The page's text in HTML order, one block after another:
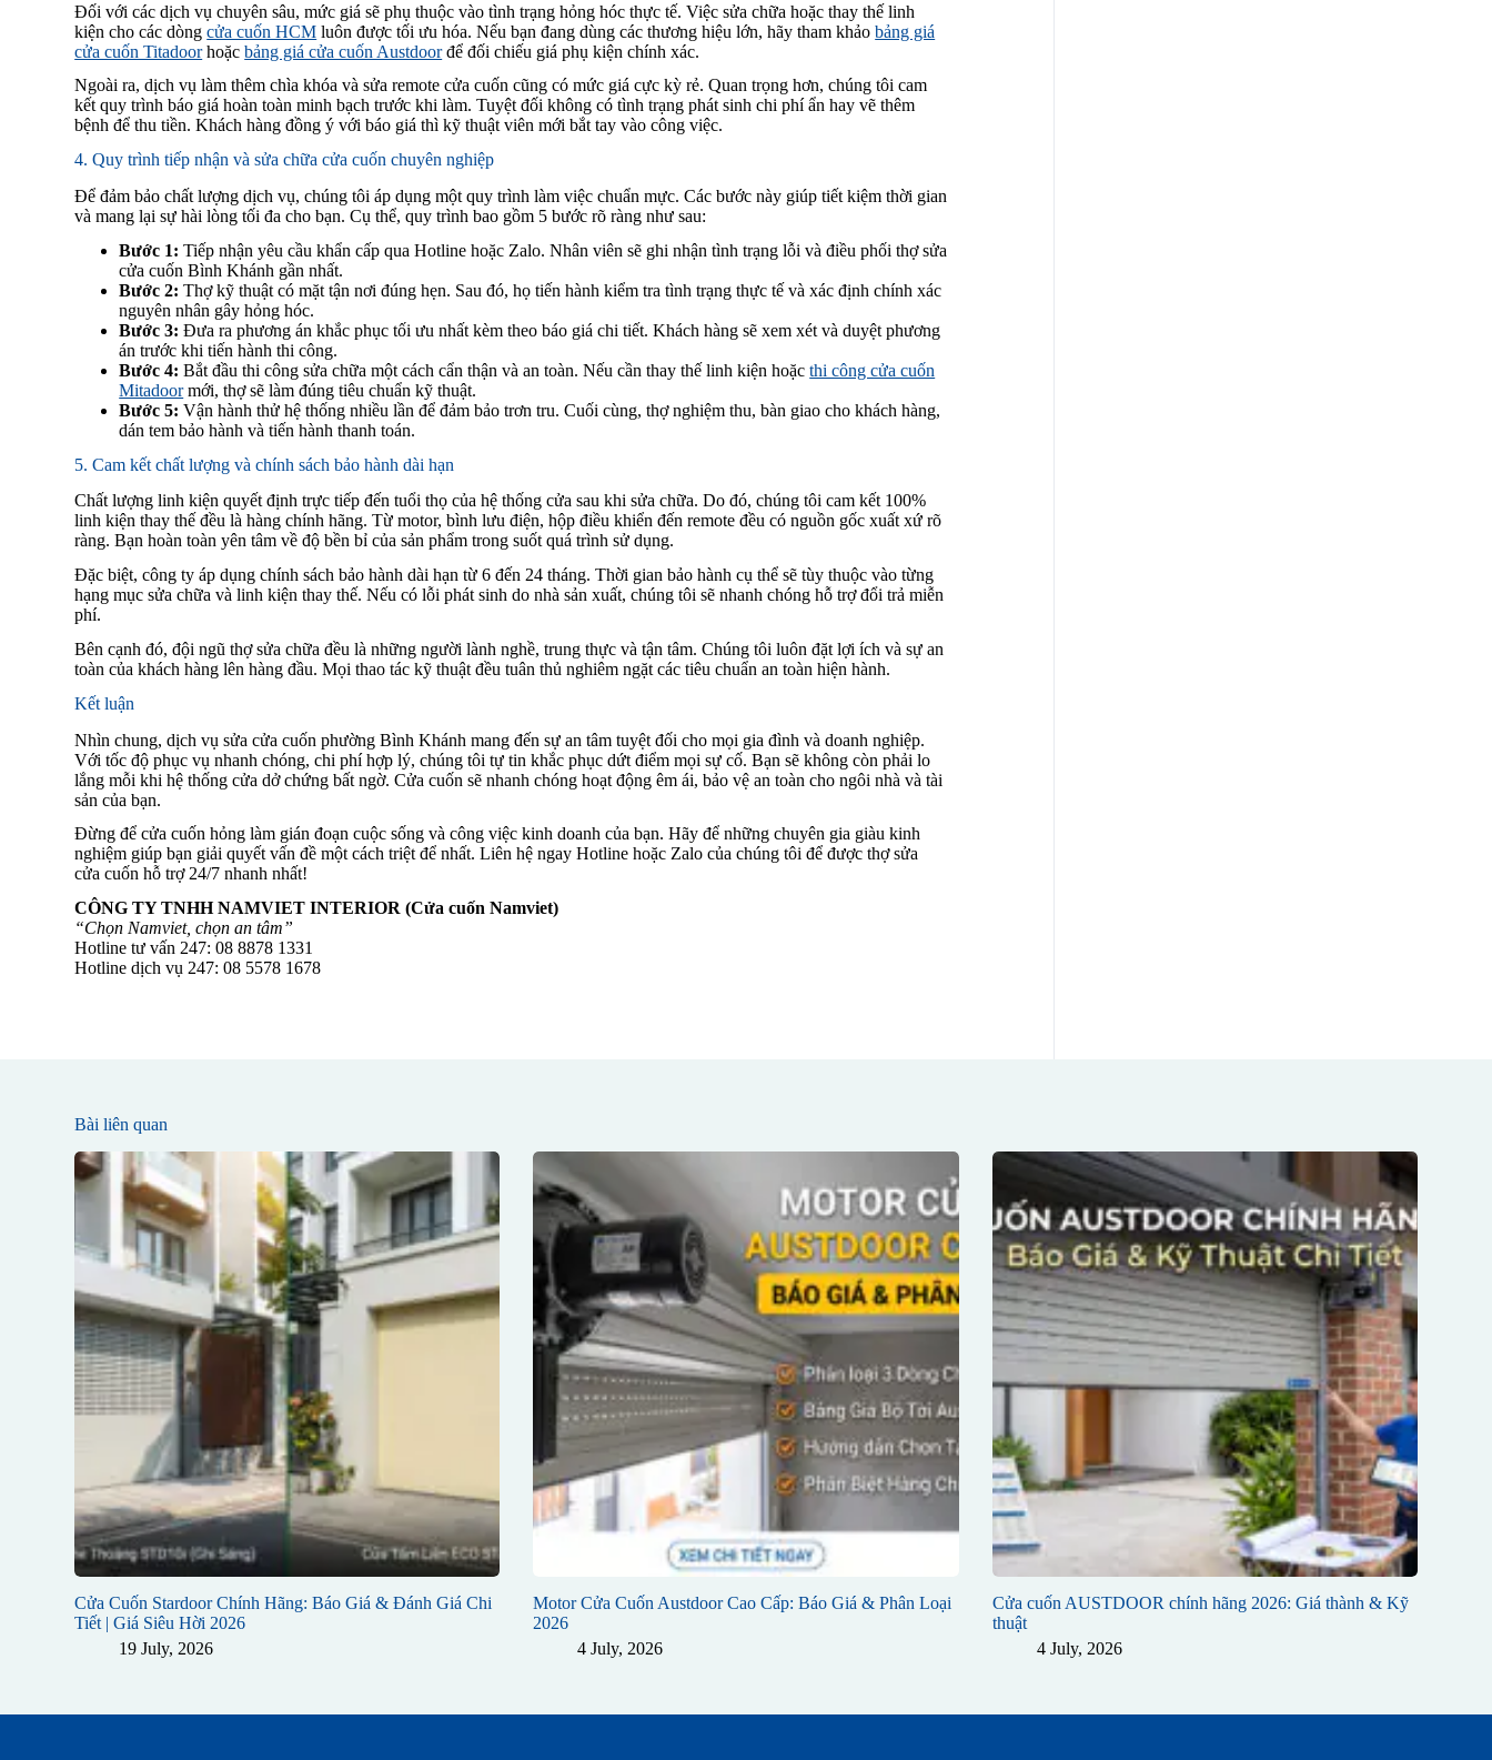
Đối với các dịch vụ chuyên sâu, mức giá sẽ phụ thuộc vào tình trạng hỏng hóc thực tế. Việc sửa chữa hoặc thay thế linh
kiện cho các dòngcửa cuốn HCM luôn được tối ưu hóa. Nếu bạn đang dùng các thương hiệu lớn, hãy tham khảobảng giá
cửa cuốn Titadoorhoặcbảng giá cửa cuốn Austdoorđể đối chiếu giá phụ kiện chính xác.
Ngoài ra, dịch vụ làm thêm chìa khóa và sửa remote cửa cuốn cũng có mức giá cực kỳ rẻ. Quan trọng hơn, chúng tôi cam
kết quy trình báo giá hoàn toàn minh bạch trước khi làm. Tuyệt đối không có tình trạng phát sinh chi phí ẩn hay vẽ thêm
bệnh để thu tiền. Khách hàng đồng ý với báo giá thì kỹ thuật viên mới bắt tay vào công việc.
4. Quy trình tiếp nhận và sửa chữa cửa cuốn chuyên nghiệp
Để đảm bảo chất lượng dịch vụ, chúng tôi áp dụng một quy trình làm việc chuẩn mực. Các bước này giúp tiết kiệm thời gian
và mang lại sự hài lòng tối đa cho bạn. Cụ thể, quy trình bao gồm 5 bước rõ ràng như sau:
Bước 1: Tiếp nhận yêu cầu khẩn cấp qua Hotline hoặc Zalo. Nhân viên sẽ ghi nhận tình trạng lỗi và điều phối thợ sửa
cửa cuốn Bình Khánh gần nhất.
Bước 2: Thợ kỹ thuật có mặt tận nơi đúng hẹn. Sau đó, họ tiến hành kiểm tra tình trạng thực tế và xác định chính xác
nguyên nhân gây hỏng hóc.
Bước 3: Đưa ra phương án khắc phục tối ưu nhất kèm theo báo giá chi tiết. Khách hàng sẽ xem xét và duyệt phương
án trước khi tiến hành thi công.
Bước 4: Bắt đầu thi công sửa chữa một cách cẩn thận và an toàn. Nếu cần thay thế linh kiện hoặcthi công cửa cuốn
Mitadoormới, thợ sẽ làm đúng tiêu chuẩn kỹ thuật.
Bước 5: Vận hành thử hệ thống nhiều lần để đảm bảo trơn tru. Cuối cùng, thợ nghiệm thu, bàn giao cho khách hàng,
dán tem bảo hành và tiến hành thanh toán.
5. Cam kết chất lượng và chính sách bảo hành dài hạn
Chất lượng linh kiện quyết định trực tiếp đến tuổi thọ của hệ thống cửa sau khi sửa chữa. Do đó, chúng tôi cam kết 100%
linh kiện thay thế đều là hàng chính hãng. Từ motor, bình lưu điện, hộp điều khiển đến remote đều có nguồn gốc xuất xứ rõ
ràng. Bạn hoàn toàn yên tâm về độ bền bỉ của sản phẩm trong suốt quá trình sử dụng.
Đặc biệt, công ty áp dụng chính sách bảo hành dài hạn từ 6 đến 24 tháng. Thời gian bảo hành cụ thể sẽ tùy thuộc vào từng
hạng mục sửa chữa và linh kiện thay thế. Nếu có lỗi phát sinh do nhà sản xuất, chúng tôi sẽ nhanh chóng hỗ trợ đổi trả miễn
phí.
Bên cạnh đó, đội ngũ thợ sửa chữa đều là những người lành nghề, trung thực và tận tâm. Chúng tôi luôn đặt lợi ích và sự an
toàn của khách hàng lên hàng đầu. Mọi thao tác kỹ thuật đều tuân thủ nghiêm ngặt các tiêu chuẩn an toàn hiện hành.
Kết luận
Nhìn chung, dịch vụ sửa cửa cuốn phường Bình Khánh mang đến sự an tâm tuyệt đối cho mọi gia đình và doanh nghiệp.
Với tốc độ phục vụ nhanh chóng, chi phí hợp lý, chúng tôi tự tin khắc phục dứt điểm mọi sự cố. Bạn sẽ không còn phải lo
lắng mỗi khi hệ thống cửa dở chứng bất ngờ. Cửa cuốn sẽ nhanh chóng hoạt động êm ái, bảo vệ an toàn cho ngôi nhà và tài
sản của bạn.
Đừng để cửa cuốn hỏng làm gián đoạn cuộc sống và công việc kinh doanh của bạn. Hãy để những chuyên gia giàu kinh
nghiệm giúp bạn giải quyết vấn đề một cách triệt để nhất. Liên hệ ngay Hotline hoặc Zalo của chúng tôi để được thợ sửa
cửa cuốn hỗ trợ 24/7 nhanh nhất!
CÔNG TY TNHH NAMVIET INTERIOR (Cửa cuốn Namviet)
“Chọn Namviet, chọn an tâm”
Hotline tư vấn 247: 08 8878 1331
Hotline dịch vụ 247: 08 5578 1678
Bài liên quan
Cửa Cuốn Stardoor Chính Hãng: Báo Giá & Đánh Giá Chi
Tiết | Giá Siêu Hời 2026
19 July, 2026
Motor Cửa Cuốn Austdoor Cao Cấp: Báo Giá & Phân Loại
2026
4 July, 2026
Cửa cuốn AUSTDOOR chính hãng 2026: Giá thành & Kỹ
thuật
4 July, 2026